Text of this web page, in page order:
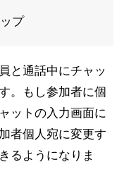
プ
と通話中にチャッ
。もし参加者に個
ットの入力画面に
者個人宛に変更す
るようになりま